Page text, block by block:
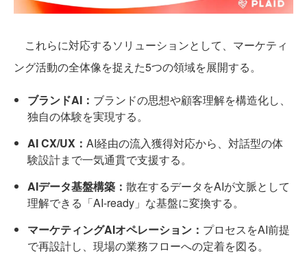
これらに対応するソリューションとして、マーケティ
ング活動の全体像を捉えた5つの領域を展開する。
ブランドAI： ブランドの思想や顧客理解を構造化し、
独自の体験を実現する。
AI CX/UX： AI経由の流入獲得対応から、対話型の体
験設計まで一気通貫で支援する。
AIデータ基盤構築： 散在するデータをAIが文脈として
理解できる「AI-ready」な基盤に変換する。
マーケティングAIオペレーション： プロセスをAI前提
で再設計し、現場の業務フローへの定着を図る。